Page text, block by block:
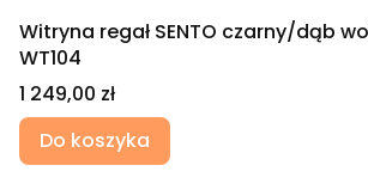
Witryna regał SENTO czarny/dąb
WT104
Cena
1 249,00 zł
Do koszyka